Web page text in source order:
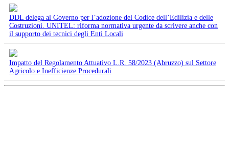
DDL delega al Governo per l’adozione del Codice dell’Edilizia e delle
Costruzioni. UNITEL: riforma normativa urgente da scrivere anche con
il supporto dei tecnici degli Enti Locali
Impatto del Regolamento Attuativo L.R. 58/2023 (Abruzzo) sul Settore
Agricolo e Inefficienze Procedurali